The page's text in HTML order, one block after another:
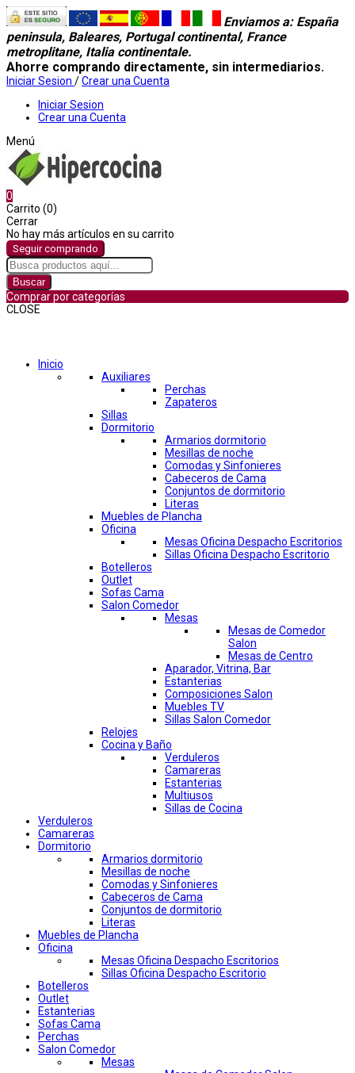
Enviamos a: España
peninsula, Baleares, Portugal continental, France
metroplitane, Italia continentale.
Ahorre comprando directamente, sin intermediarios.
Iniciar Sesion /Crear una Cuenta
Iniciar Sesion
Crear una Cuenta
Menú
0
Carrito (0)
Cerrar
No hay más artículos en su carrito
Seguir comprando
Buscar
Comprar por categorías
CLOSE
Inicio
Auxiliares
Perchas
Zapateros
Sillas
Dormitorio
Armarios dormitorio
Mesillas de noche
Comodas y Sinfonieres
Cabeceros de Cama
Conjuntos de dormitorio
Literas
Muebles de Plancha
Oficina
Mesas Oficina Despacho Escritorios
Sillas Oficina Despacho Escritorio
Botelleros
Outlet
Sofas Cama
Salon Comedor
Mesas
Mesas de Comedor
Salon
Mesas de Centro
Aparador, Vitrina, Bar
Estanterias
Composiciones Salon
Muebles TV
Sillas Salon Comedor
Relojes
Cocina y Baño
Verduleros
Camareras
Estanterias
Multiusos
Sillas de Cocina
Verduleros
Camareras
Dormitorio
Armarios dormitorio
Mesillas de noche
Comodas y Sinfonieres
Cabeceros de Cama
Conjuntos de dormitorio
Literas
Muebles de Plancha
Oficina
Mesas Oficina Despacho Escritorios
Sillas Oficina Despacho Escritorio
Botelleros
Outlet
Estanterias
Sofas Cama
Perchas
Salon Comedor
Mesas